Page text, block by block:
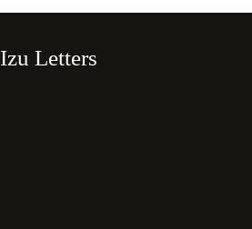
Izu Letters